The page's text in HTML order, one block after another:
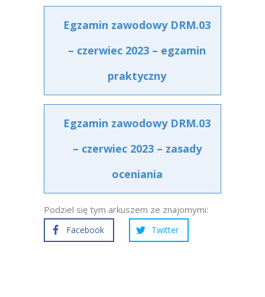
Egzamin zawodowy DRM.03
– czerwiec 2023 – egzamin
praktyczny
Egzamin zawodowy DRM.03
– czerwiec 2023 – zasady
oceniania
Podziel się tym arkuszem ze znajomymi:
Facebook Twitter